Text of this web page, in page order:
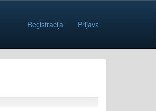
Registracija Prijava